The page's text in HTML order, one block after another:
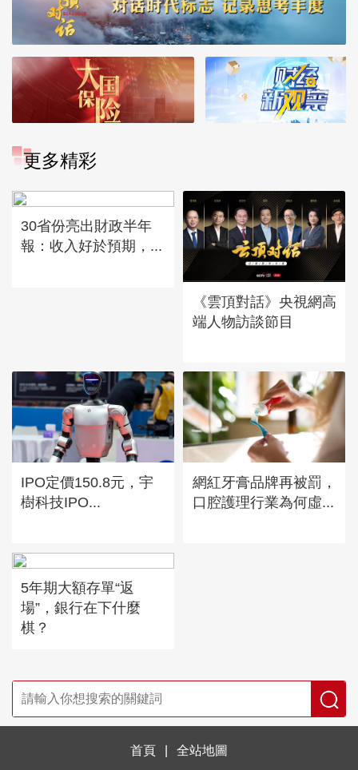
更多精彩
30省份亮出財政半年
報：收入好於預期，...
《雲頂對話》央視網高
端人物訪談節目
IPO定價150.8元，宇
樹科技IPO...
網紅牙膏品牌再被罰，
口腔護理行業為何虛...
5年期大額存單“返
場”，銀行在下什麼
棋？
首頁 全站地圖